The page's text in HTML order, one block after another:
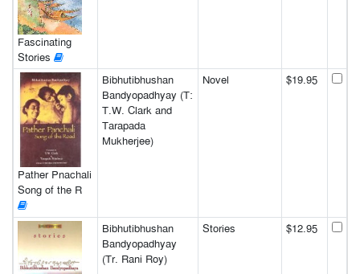
Fascinating
Stories
Pather Pnachali
Song of the R
Bibhutibhushan
Bandyopadhyay (T:
T.W. Clark and
Tarapada
Mukherjee)
Novel $19.95
Bibhutibhushan
Bandyopadhyay
(Tr. Rani Roy)
Stories $12.95